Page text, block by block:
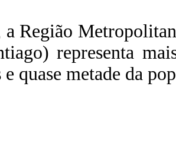
a Região
representa
quase metade da